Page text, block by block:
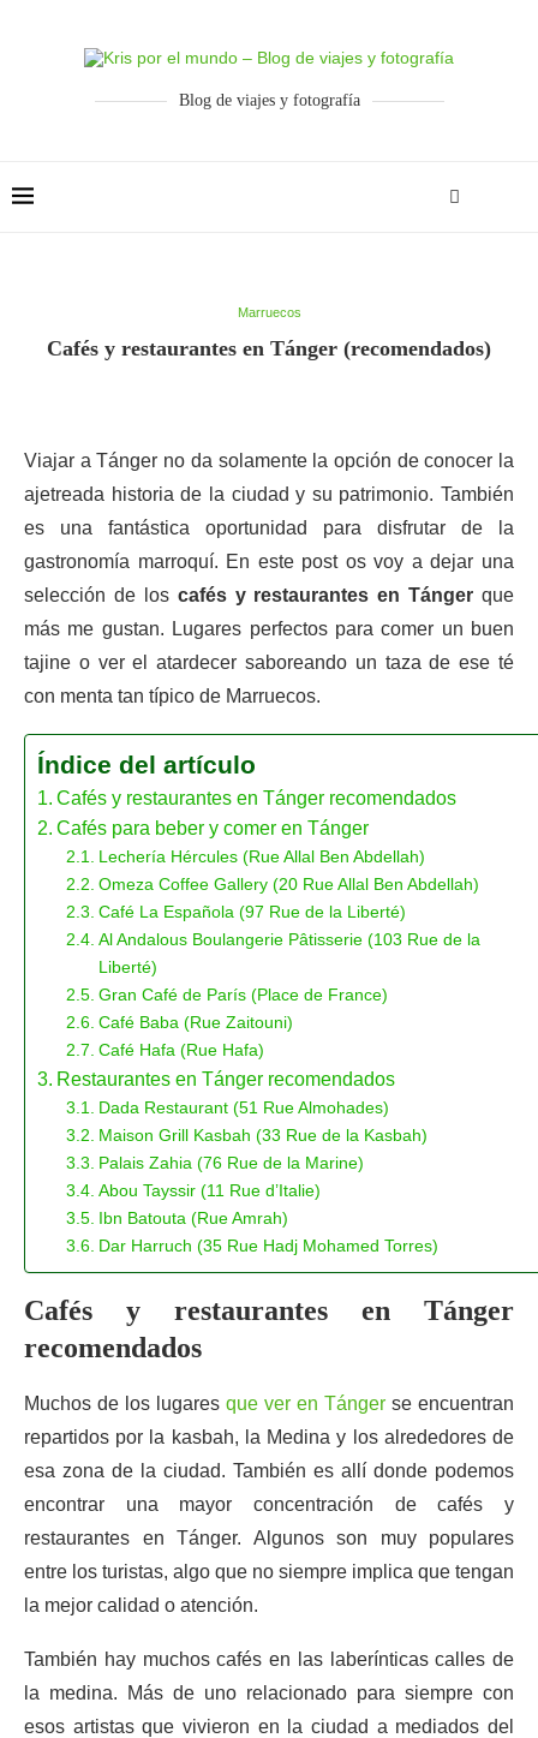
Blog de viajes y fotografía
Marruecos
Cafés y restaurantes en Tánger (recomendados)
Viajar a Tánger no da solamente la opción de conocer la
ajetreada historia de la ciudad y su patrimonio. También
es una fantástica oportunidad para disfrutar de la
gastronomía marroquí. En este post os voy a dejar una
selección de los cafés y restaurantes en Tánger que
más me gustan. Lugares perfectos para comer un buen
tajine o ver el atardecer saboreando un taza de ese té
con menta tan típico de Marruecos.
Índice del artículo
Cafés y restaurantes en Tánger recomendados
Cafés para beber y comer en Tánger
Lechería Hércules (Rue Allal Ben Abdellah)
Omeza Coffee Gallery (20 Rue Allal Ben Abdellah)
Café La Española (97 Rue de la Liberté)
Al Andalous Boulangerie Pâtisserie (103 Rue de la
Liberté)
Gran Café de París (Place de France)
Café Baba (Rue Zaitouni)
Café Hafa (Rue Hafa)
Restaurantes en Tánger recomendados
Dada Restaurant (51 Rue Almohades)
Maison Grill Kasbah (33 Rue de la Kasbah)
Palais Zahia (76 Rue de la Marine)
Abou Tayssir (11 Rue d’Italie)
Ibn Batouta (Rue Amrah)
Dar Harruch (35 Rue Hadj Mohamed Torres)
Cafés y restaurantes en Tánger
recomendados
Muchos de los lugares que ver en Tánger se encuentran
repartidos por la kasbah, la Medina y los alrededores de
esa zona de la ciudad. También es allí donde podemos
encontrar una mayor concentración de cafés y
restaurantes en Tánger. Algunos son muy populares
entre los turistas, algo que no siempre implica que tengan
la mejor calidad o atención.
También hay muchos cafés en las laberínticas calles de
la medina. Más de uno relacionado para siempre con
esos artistas que vivieron en la ciudad a mediados del